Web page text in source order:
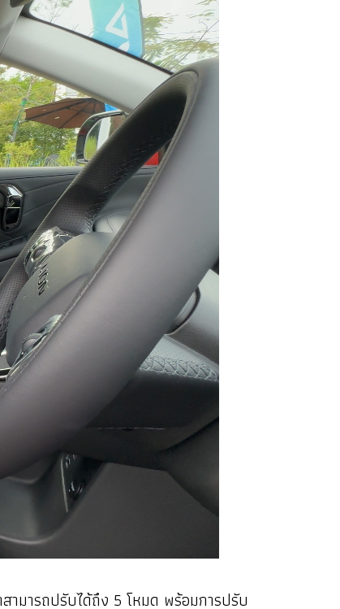
ามารถปรับได้ถึง 5 โหมด พร้อมการปรับ